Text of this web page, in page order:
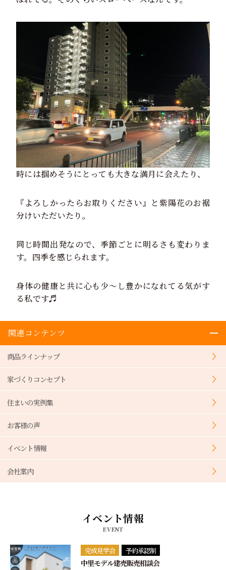
時には掴めそうにとっても大きな満月に会えたり、
『よろしかったらお取りください』と紫陽花のお裾
分けいただいたり。
同じ時間出発なので、季節ごとに明るさも変わりま
す。四季を感じられます。
身体の健康と共に心も少〜し豊かになれてる気がす
る私です♬
関連コンテンツ
商品ラインナップ
家づくりコンセプト
住まいの実例集
お客様の声
イベント情報
会社案内
イベント情報
EVENT
完成見学会 予約承認制
中里モデル建売販売相談会